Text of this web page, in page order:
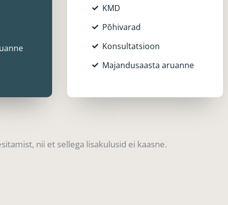
KMD
Põhivarad
Konsultatsioon
Majandusaasta aruanne
nii et sellega lisakulusid ei kaasne.